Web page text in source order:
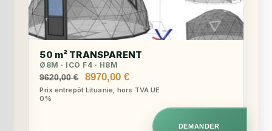
50 m² TRANSPARENT
Ø8M · ICO F4 · H8M
9620,00€
Le
prix
8970,00€Le
prix
8970,00 €.
Prix entrepôt Lituanie, hors TVA UE
0%
DEMANDER